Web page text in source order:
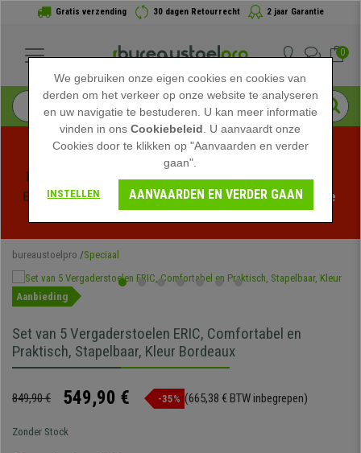
Gratis verzending 30 dagen Retourrecht 2 jaar Garantie
0
Profiteer van de Zomeruitverkoop bij bureaustoelpro!
Exclusieve kortingen voor een beperkte tijd - Bekijk de
bureaustoelpro Speciaal
Aanbieding
Set van 5 Vergaderstoelen ERIC, Comfortabel en
Praktisch, Stapelbaar, Kleur Bordeaux
849,90 € 549,90 € -35% (665,38 € BTW inbegrepen)
Zonder Stock
We gebruiken onze eigen cookies en cookies van
derden om het verkeer op onze website te analyseren
en uw navigatie te bestuderen. U kan meer informatie
vinden in onsCookiebeleid . U aanvaardt onze
Cookies door te klikken op "Aanvaarden en verder
gaan".
INSTELLEN AANVAARDEN EN VERDER GAAN